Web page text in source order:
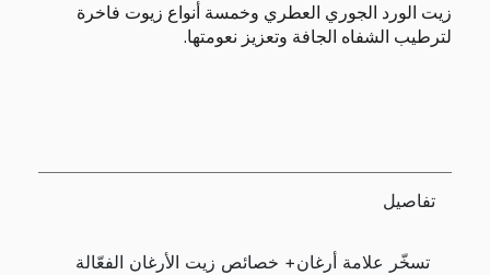
زيت الورد الجوري العطري وخمسة أنواع زيوت فاخرة
لترطيب الشفاه الجافة وتعزيز نعومتها.
تفاصيل
تسخّر علامة أرغان+ خصائص زيت الأرغان الفعّالة